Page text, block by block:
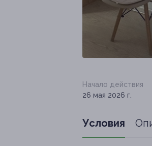
Начало действия
26 мая 2026 г.
Условия